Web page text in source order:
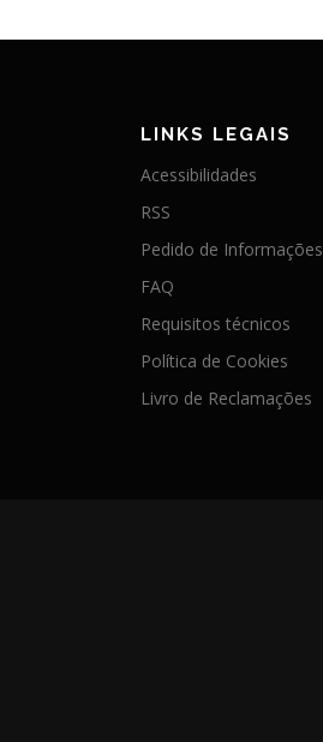
LINKS LEGAIS
Acessibilidades
RSS
Pedido de Informações
FAQ
Requisitos técnicos
Política de Cookies
Livro de Reclamações